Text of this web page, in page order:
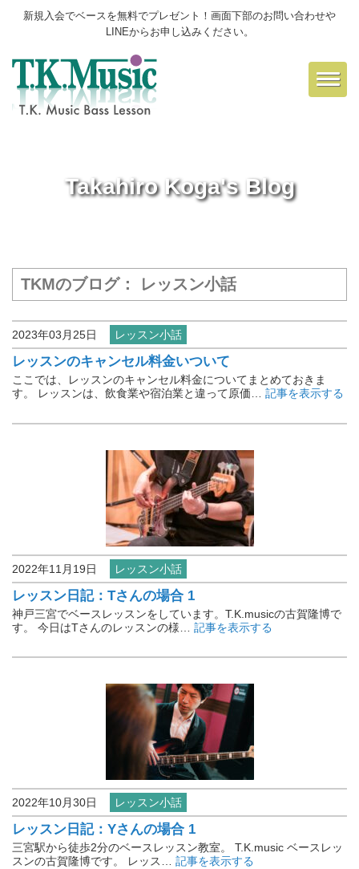
新規入会でベースを無料でプレゼント！画面下部のお問い合わせや
LINEからお申し込みください。
Takahiro Koga's Blog
TKMのブログ： レッスン小話
2023年03月25日 レッスン小話
レッスンのキャンセル料金いついて
ここでは、レッスンのキャンセル料金についてまとめておきま
す。 レッスンは、飲食業や宿泊業と違って原価…
記事を表示する
2022年11月19日 レッスン小話
レッスン日記：Tさんの場合 1
神戸三宮でベースレッスンをしています。T.K.musicの古賀隆博で
す。 今日はTさんのレッスンの様…
記事を表示する
2022年10月30日 レッスン小話
レッスン日記：Yさんの場合 1
三宮駅から徒歩2分のベースレッスン教室。 T.K.music ベースレッ
スンの古賀隆博です。 レッス… 記事を表示する